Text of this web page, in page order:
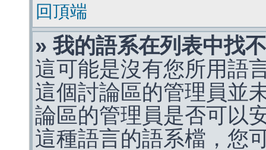
回頂端
» 我的語系在列表中找
這可能是沒有您所用語
這個討論區的管理員並
論區的管理員是否可以
這種語言的語系檔，您